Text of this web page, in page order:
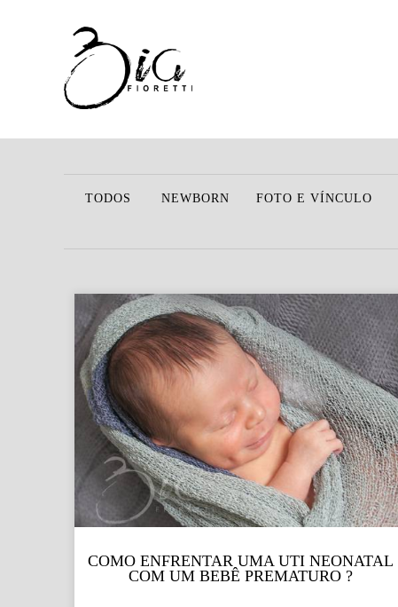
TODOS NEWBORN FOTO E VÍNCULO
COMO ENFRENTAR UMA UTI NEONATAL
COM UM BEBÊ PREMATURO ?